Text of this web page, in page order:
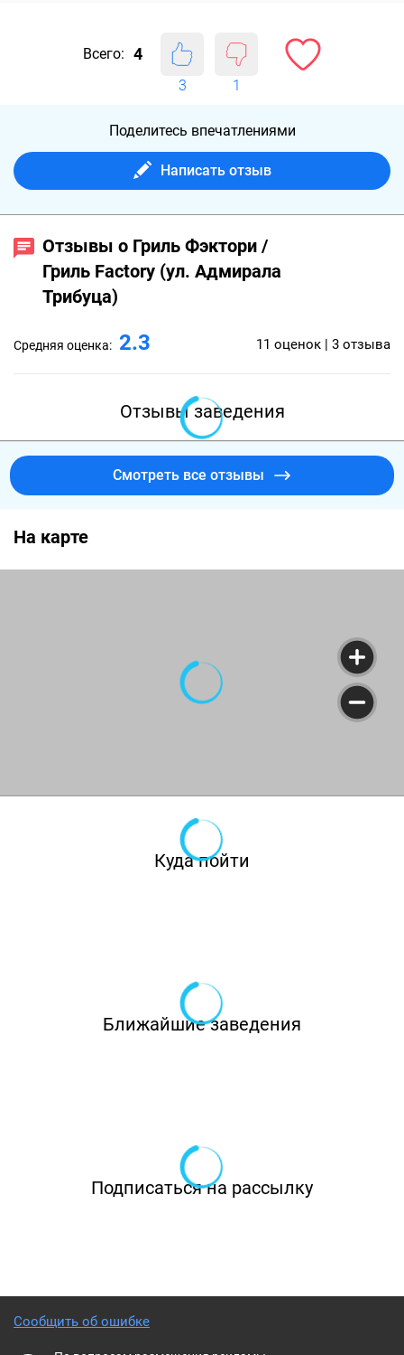
Всего: 4
3 1
Поделитесь впечатлениями
Написать отзыв
Отзывы о Гриль Фэктори /
Гриль Factory (ул. Адмирала
Трибуца)
Средняя оценка: 2.3 11 оценок | 3 отзыва
Отзывы заведения
Смотреть все отзывы
На карте
Куда пойти
Ближайшие заведения
Подписаться на рассылку
Сообщить об ошибке